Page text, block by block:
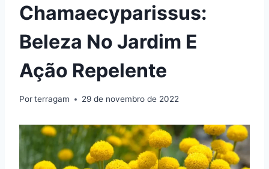
Chamaecyparissus:
Beleza No Jardim E
Ação Repelente
Porterragam 29 de novembro de 2022